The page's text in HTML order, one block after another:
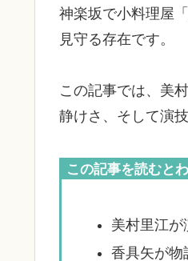
神楽坂で小料理屋
見守る存在です。
この記事では、美
静けさ、そして演
この記事を読むと
美村里江が
香具矢が物